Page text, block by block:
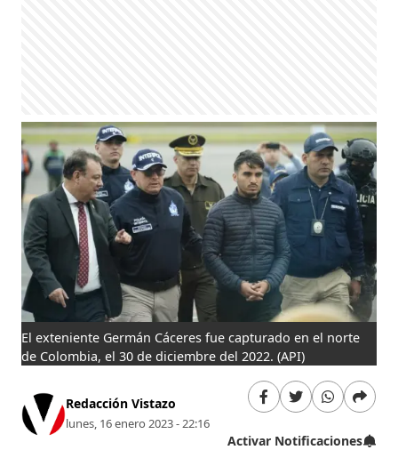
El exteniente Germán Cáceres fue capturado en el norte
de Colombia, el 30 de diciembre del 2022. (API)
Redacción Vistazo
lunes, 16 enero 2023 - 22:16
Activar Notificaciones